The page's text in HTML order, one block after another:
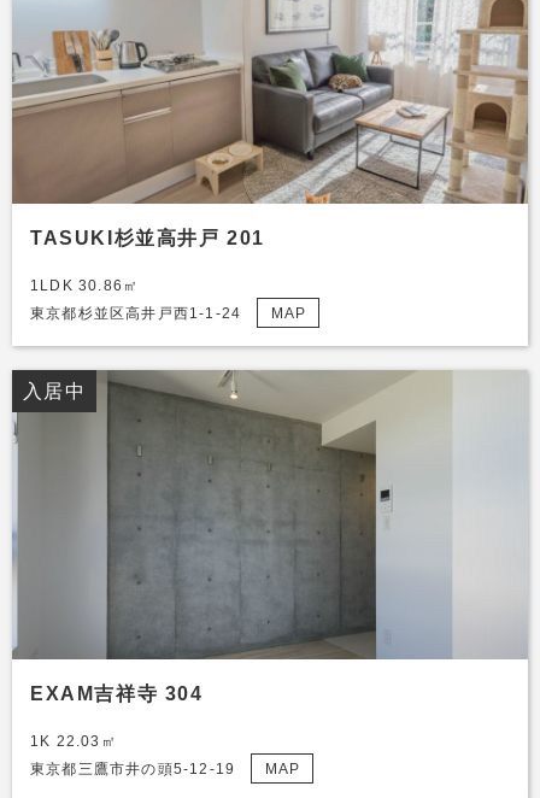
TASUKI杉並高井戸 201
1LDK 30.86㎡
東京都杉並区高井戸西1-1-24
MAP
入居中
EXAM吉祥寺 304
1K 22.03㎡
東京都三鷹市井の頭5-12-19
MAP